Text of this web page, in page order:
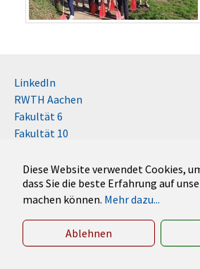
Diese Website verwendet Cookies,
dass Sie die beste Erfahrung auf
machen können. Mehr dazu...
Ablehnen
LinkedIn
RWTH Aachen
Fakultät 6
Fakultät 10
Kontakt
Disclaimer (RWTH)